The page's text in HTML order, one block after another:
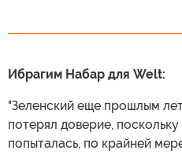
Ибрагим Набар для Welt:
"Зеленский еще прошлым
потерял доверие,
попыталась, по крайней